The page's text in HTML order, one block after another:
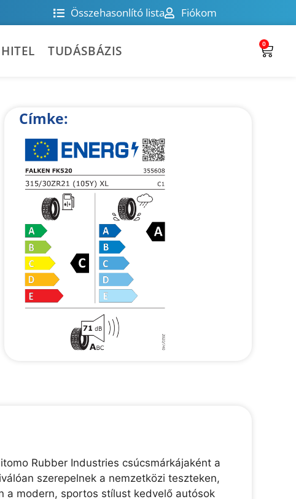
Összehasonlító lista Fiókom
TUDÁSBÁZIS 0
Címke:
Rubber Industries csúcsmárkájaként a
szerepelnek a nemzetközi teszteken,
a modern, sportos stílust kedvelő autósok